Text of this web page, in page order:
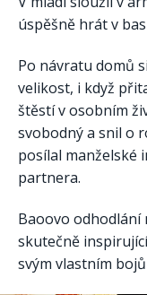
úspěšně hrát v
Po návratu domů
velikost, i když
štěstí v osobním
svobodný a snil o
posílal manželské
partnera.
Baoovo odhodlání
skutečně
svým vlastním